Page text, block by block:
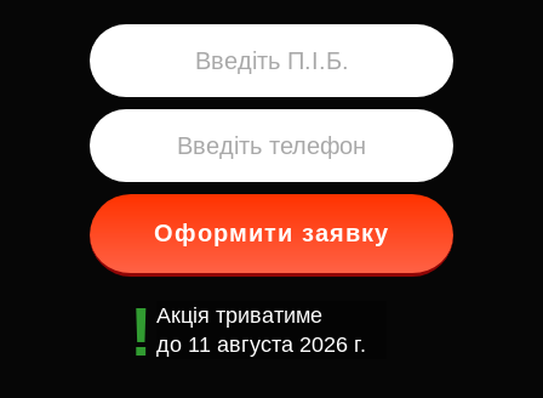
Оформити заявку
Акція триватиме
до 11 августа 2026 г.